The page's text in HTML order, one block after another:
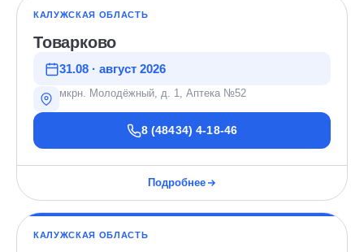
КАЛУЖСКАЯ ОБЛАСТЬ
Товарково
31.08 · август 2026
мкрн. Молодёжный, д. 1, Аптека №52
8 (48434) 4-18-46
Подробнее
КАЛУЖСКАЯ ОБЛАСТЬ